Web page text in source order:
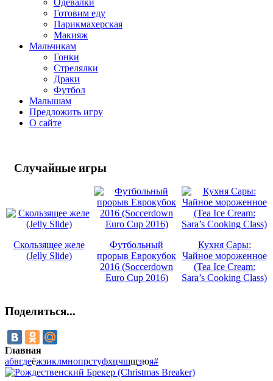
Одевалки
Готовим еду
Парикмахерская
Макияж
Мальчикам
Гонки
Стрелялки
Драки
Футбол
Малышам
Предложить игру
О сайте
Случайные игры
Скользящее желе
(Jelly Slide)
Футбольный
прорыв Еврокубок
2016 (Soccerdown
Euro Cup 2016)
Кухня Сары:
Чайное мороженное
(Tea Ice Cream:
Sara’s Cooking Class)
Поделиться...
Главная
абвгдеёжзиклмнопрстуфхцчшщэюя#